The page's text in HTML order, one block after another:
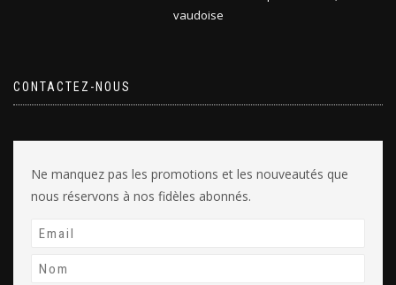
vaudoise
CONTACTEZ-NOUS
Ne manquez pas les promotions et les nouveautés que
nous réservons à nos fidèles abonnés.